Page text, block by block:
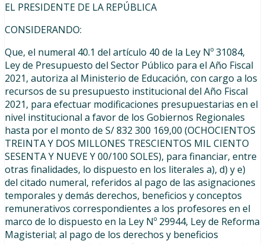
EL PRESIDENTE DE LA REPÚBLICA
CONSIDERANDO:
Que, el numeral 40.1 del artículo 40 de la Ley Nº 31084,
Ley de Presupuesto del Sector Público para el Año Fiscal
2021, autoriza al Ministerio de Educación, con cargo a los
recursos de su presupuesto institucional del Año Fiscal
2021, para efectuar modificaciones presupuestarias en el
nivel institucional a favor de los Gobiernos Regionales
hasta por el monto de S/ 832 300 169,00 (OCHOCIENTOS
TREINTA Y DOS MILLONES TRESCIENTOS MIL CIENTO
SESENTA Y NUEVE Y 00/100 SOLES), para financiar, entre
otras finalidades, lo dispuesto en los literales a), d) y e)
del citado numeral, referidos al pago de las asignaciones
temporales y demás derechos, beneficios y conceptos
remunerativos correspondientes a los profesores en el
marco de lo dispuesto en la Ley Nº 29944, Ley de Reforma
Magisterial; al pago de los derechos y beneficios